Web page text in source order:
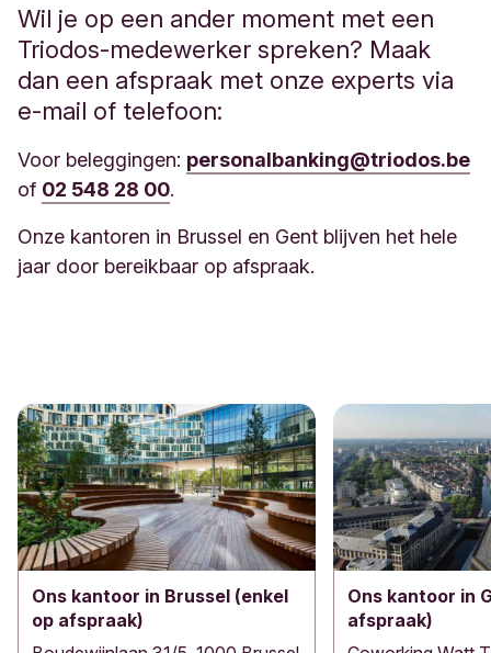
Wil je op een ander moment met een
Triodos-medewerker spreken? Maak
dan een afspraak met onze experts via
e-mail of telefoon:
Voor beleggingen: personalbanking@triodos.be
of 02 548 28 00.
Onze kantoren in Brussel en Gent blijven het hele
jaar door bereikbaar op afspraak.
Ons kantoor in Brussel (enkel
op afspraak)
Ons kantoor in
afspraak)